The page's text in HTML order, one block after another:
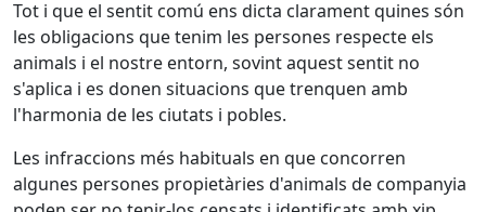
Tot i que el sentit comú ens dicta clarament quines són
les obligacions que tenim les persones respecte els
animals i el nostre entorn, sovint aquest sentit no
s'aplica i es donen situacions que trenquen amb
l'harmonia de les ciutats i pobles.
Les infraccions més habituals en que concorren
algunes persones propietàries d'animals de companyia